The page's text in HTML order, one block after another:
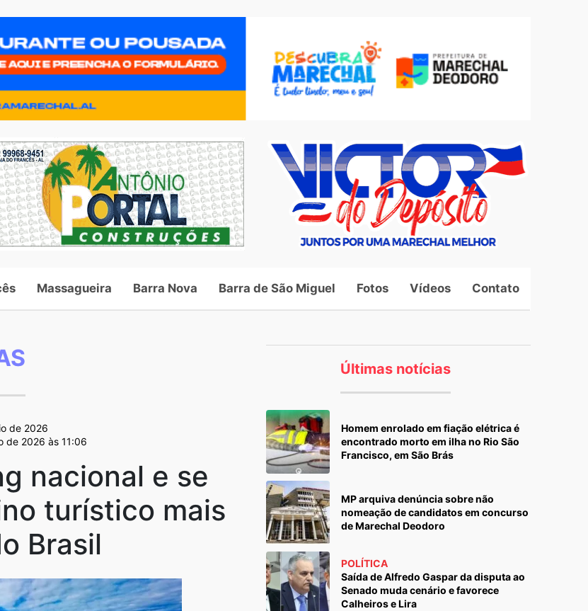
Massagueira Barra Nova Barra de São Miguel Fotos Vídeos Contato
de 2026
de 2026 às 11:06
nacional e se
turístico mais
Brasil
Últimas notícias
Homem enrolado em fiação elétrica é
encontrado morto em ilha no Rio São
Francisco, em São Brás
MP arquiva denúncia sobre não
nomeação de candidatos em concurso
de Marechal Deodoro
POLÍTICA
Saída de Alfredo Gaspar da disputa ao
Senado muda cenário e favorece
Calheiros e Lira